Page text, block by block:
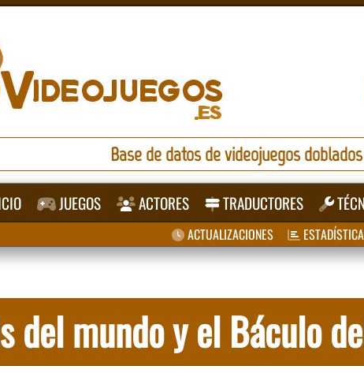
Base de datos de videojuegos
JUEGOS ACTORES TRADUCTORES
ACTUALIZACIONES
del mundo y el Báculo